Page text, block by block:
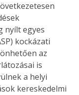
nyílt egyes
kockázati
az
is
a helyi
kereskedelmi